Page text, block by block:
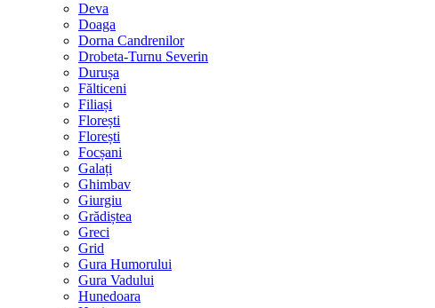
Deva
Doaga
Dorna Candrenilor
Drobeta-Turnu Severin
Durușa
Fălticeni
Filiași
Florești
Florești
Focșani
Galați
Ghimbav
Giurgiu
Grădiștea
Greci
Grid
Gura Humorului
Gura Vadului
Hunedoara